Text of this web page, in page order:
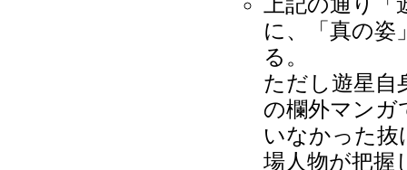
に、「真の姿
る。
ただし遊星自
の欄外マンガ
いなかった抜
場人物が把握